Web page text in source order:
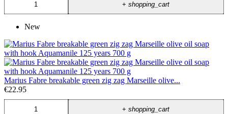
+shopping_cart
New
Marius Fabre breakable green zig zag Marseille olive...
€22.95
+shopping_cart